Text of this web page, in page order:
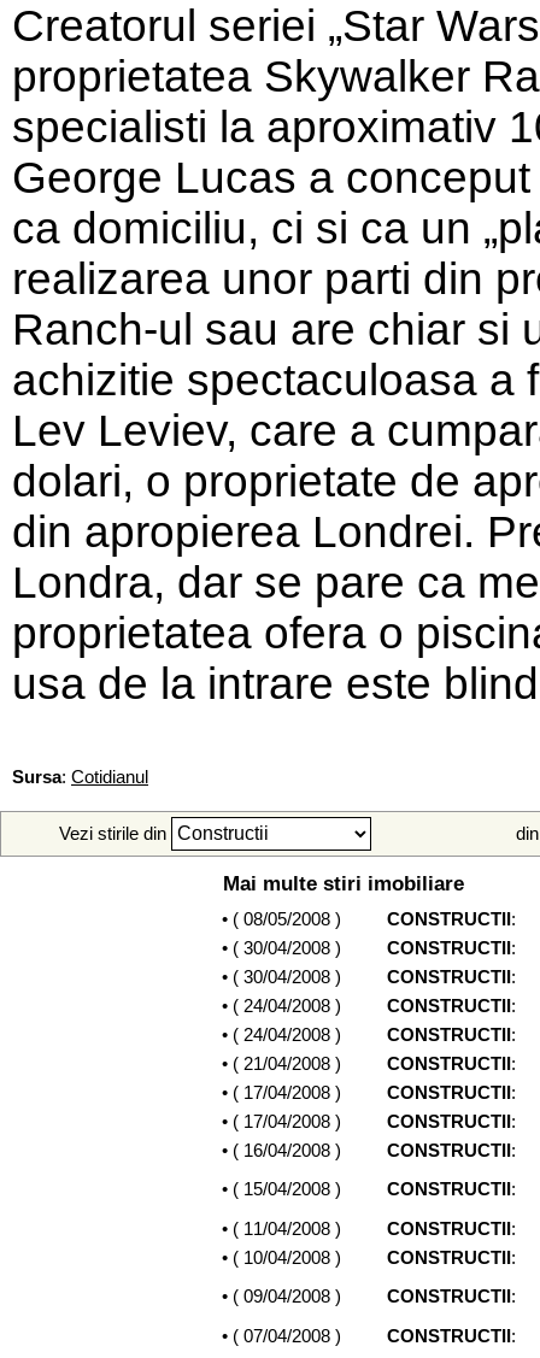
Creatorul seriei „Star
proprietatea Skywalker
specialisti la aproximativ
George Lucas a
ca domiciliu, ci si ca un
realizarea unor parti din
Ranch-ul sau are chiar si
achizitie spectaculoasa a
Lev Leviev, care a
dolari, o proprietate de
din apropierea Londrei.
Londra, dar se pare ca
proprietatea ofera o
usa de la intrare este
Sursa: Cotidianul
Vezi stirile din
Mai multe stiri imobiliare
• ( 08/05/2008 ) CONSTRUCTII:
• ( 30/04/2008 ) CONSTRUCTII:
• ( 30/04/2008 ) CONSTRUCTII:
• ( 24/04/2008 ) CONSTRUCTII:
• ( 24/04/2008 ) CONSTRUCTII:
• ( 21/04/2008 ) CONSTRUCTII:
• ( 17/04/2008 ) CONSTRUCTII:
• ( 17/04/2008 ) CONSTRUCTII:
• ( 16/04/2008 ) CONSTRUCTII:
• ( 15/04/2008 ) CONSTRUCTII:
• ( 11/04/2008 ) CONSTRUCTII:
• ( 10/04/2008 ) CONSTRUCTII:
• ( 09/04/2008 ) CONSTRUCTII:
• ( 07/04/2008 ) CONSTRUCTII: